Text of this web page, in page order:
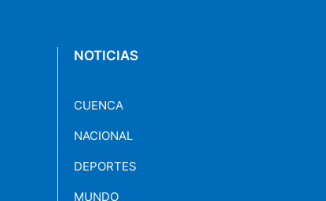
NOTICIAS
CUENCA
NACIONAL
DEPORTES
MUNDO